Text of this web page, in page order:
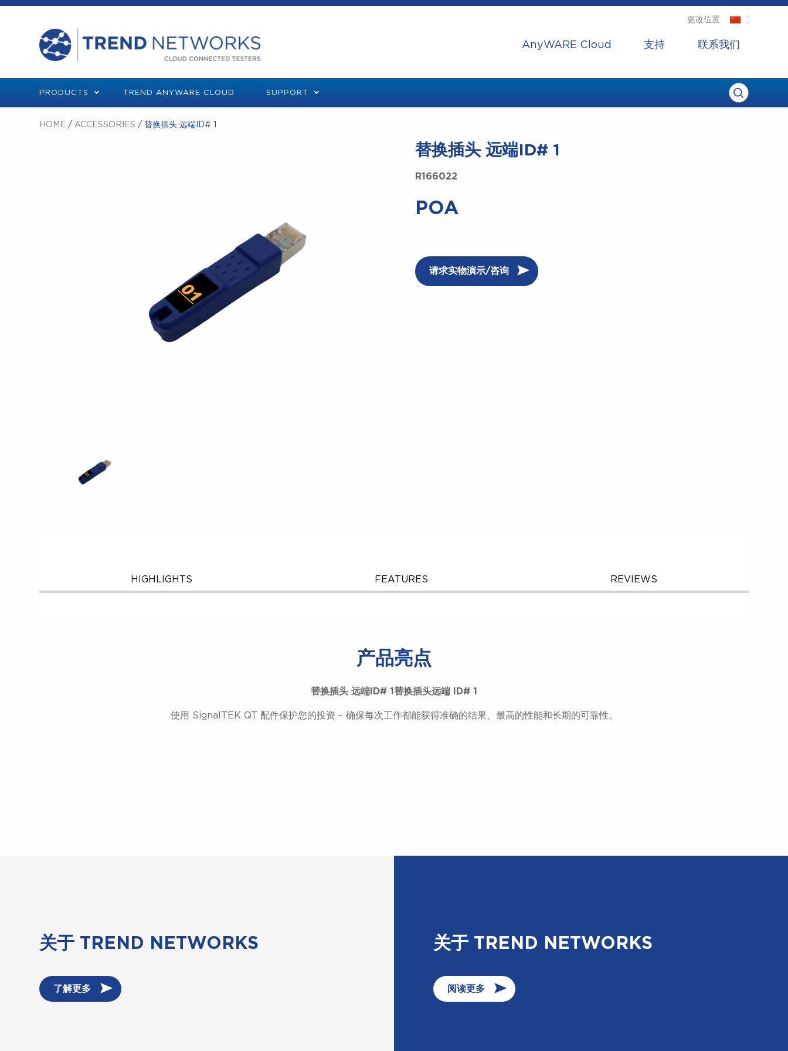
更改位置
AnyWARE Cloud 支持 联系我们
PRODUCTS TREND ANYWARE CLOUD SUPPORT
HOME /ACCESSORIES / 替换插头 远端ID# 1
替换插头 远端ID# 1
R166022
POA
请求实物演示/咨询
HIGHLIGHTS FEATURES REVIEWS
产品亮点
替换插头 远端ID# 1替换插头远端 ID# 1
使用 SignalTEK QT 配件保护您的投资 – 确保每次工作都能获得准确的结果、最高的性能和长期的可靠性。
关于 TREND NETWORKS
了解更多
关于 TREND NETWORKS
阅读更多